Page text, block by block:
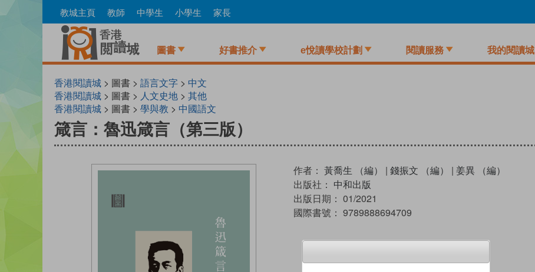
to
教城主頁 教師 中學生 小學生 家長
圖書 好書推介 e悅讀學校計劃 閱讀服務 我的閱讀城
香港閱讀城 > 圖書 > 語言文字 > 中文
香港閱讀城 > 圖書 > 人文史地 > 其他
香港閱讀城 > 圖書 > 學與教 > 中國語文
箴言：魯迅箴言（第三版）
作者： 黃喬生 （編） | 錢振文 （編） | 姜異 （編）
出版社： 中和出版
出版日期： 01/2021
國際書號： 9789888694709